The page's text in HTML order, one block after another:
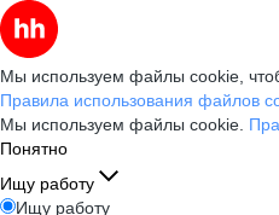
Мы используем файлы cookie,
Правила использования файлов
Мы используем файлы cookie.
Понятно
Ищу работу
Ищу работу